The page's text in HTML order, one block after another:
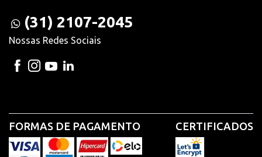
(31) 2107-2045
Nossas Redes Sociais
FORMAS DE PAGAMENTO CERTIFICADOS